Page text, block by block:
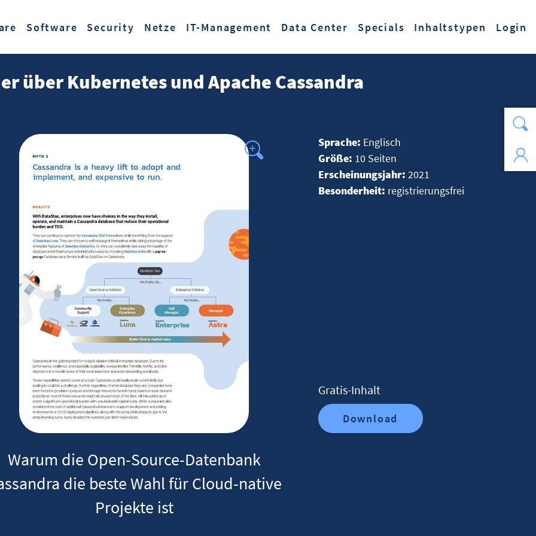
Software Security Netze IT-Management Data Center Specials Inhaltstypen Login
über Kubernetes und Apache Cassandra
Warum die Open-Source-Datenbank
die beste Wahl für Cloud-native
Projekte ist
Sprache: Englisch
Größe: 10 Seiten
Erscheinungsjahr: 2021
Besonderheit: registrierungsfrei
Gratis-Inhalt
Download